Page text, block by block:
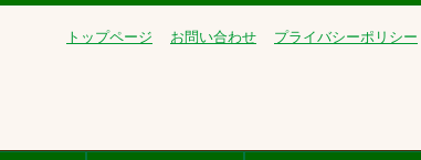
トップページ お問い合わせ プライバシーポリシー